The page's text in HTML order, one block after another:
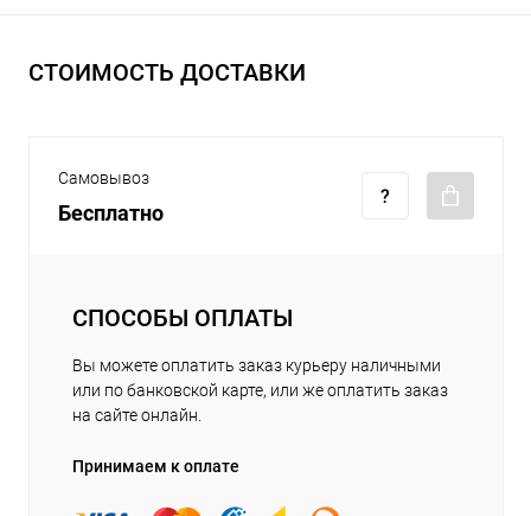
СТОИМОСТЬ ДОСТАВКИ
Самовывоз
Бесплатно
СПОСОБЫ ОПЛАТЫ
Вы можете оплатить заказ курьеру наличными
или по банковской карте, или же оплатить заказ
на сайте онлайн.
Принимаем к оплате